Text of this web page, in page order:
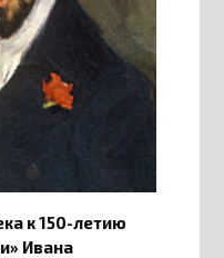
к 150-летию
Ивана